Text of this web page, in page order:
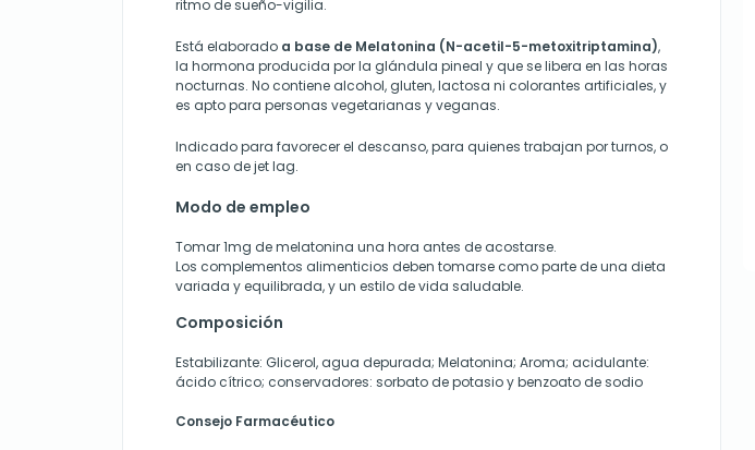
ritmo de sueño-vigilia.
Está elaborado a base de Melatonina (N-acetil-5-metoxitriptamina),
la hormona producida por la glándula pineal y que se libera en las horas
nocturnas. No contiene alcohol, gluten, lactosa ni colorantes artificiales, y
es apto para personas vegetarianas y veganas.
Indicado para favorecer el descanso, para quienes trabajan por turnos, o
en caso de jet lag.
Modo de empleo
Tomar 1mg de melatonina una hora antes de acostarse.
Los complementos alimenticios deben tomarse como parte de una dieta
variada y equilibrada, y un estilo de vida saludable.
Composición
Estabilizante: Glicerol, agua depurada; Melatonina; Aroma; acidulante:
ácido cítrico; conservadores: sorbato de potasio y benzoato de sodio
Consejo Farmacéutico